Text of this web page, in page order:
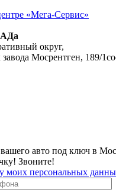
округ,
Мосрентген, 189/
авто под ключ в
Звоните!
моих персональных